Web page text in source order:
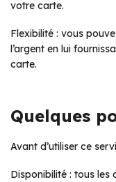
votre carte.
Flexibilité : vous
l’argent en lui
carte.
Quelques
Avant d’utiliser ce
Disponibilité : tous les